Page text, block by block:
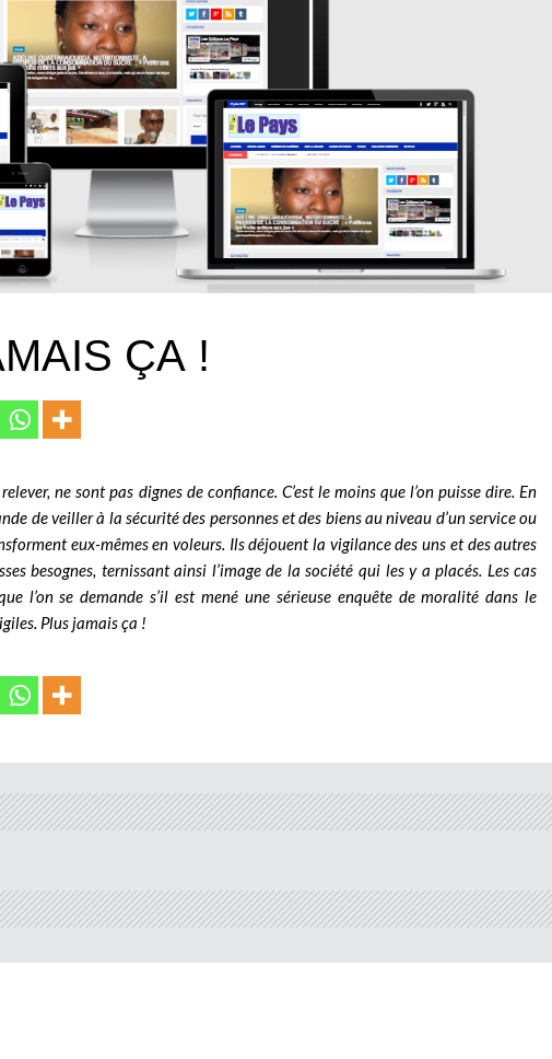
ÇA !
ne sont pas dignes de confiance. C’est le moins que l’on puisse dire. En
de veiller à la sécurité des personnes et des biens au niveau d’un service ou
eux-mêmes en voleurs. Ils déjouent la vigilance des uns et des autres
besognes, ternissant ainsi l’image de la société qui les y a placés. Les cas
l’on se demande s’il est mené une sérieuse enquête de moralité dans le
Plus jamais ça !